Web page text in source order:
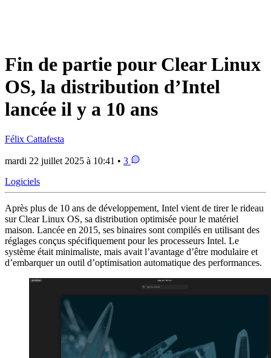
Fin de partie pour Clear Linux
OS, la distribution d’Intel
lancée il y a 10 ans
Félix Cattafesta
mardi 22 juillet 2025 à 10:41 • 3
Logiciels
Après plus de 10 ans de développement, Intel vient de tirer le rideau
sur Clear Linux OS, sa distribution optimisée pour le matériel
maison. Lancée en 2015, ses binaires sont compilés en utilisant des
réglages conçus spécifiquement pour les processeurs Intel. Le
système était minimaliste, mais avait l’avantage d’être modulaire et
d’embarquer un outil d’optimisation automatique des performances.